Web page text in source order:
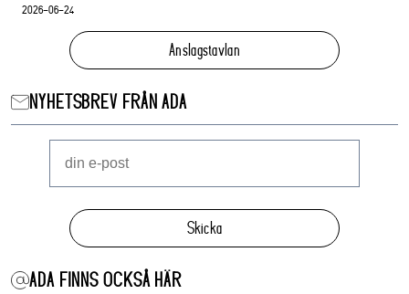
2026-06-24
Anslagstavlan
NYHETSBREV FRÅN ADA
Skicka
ADA FINNS OCKSÅ HÄR